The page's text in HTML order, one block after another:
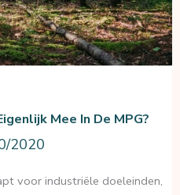
Mee In De MPG?
2020
voor industriële doeleinden,